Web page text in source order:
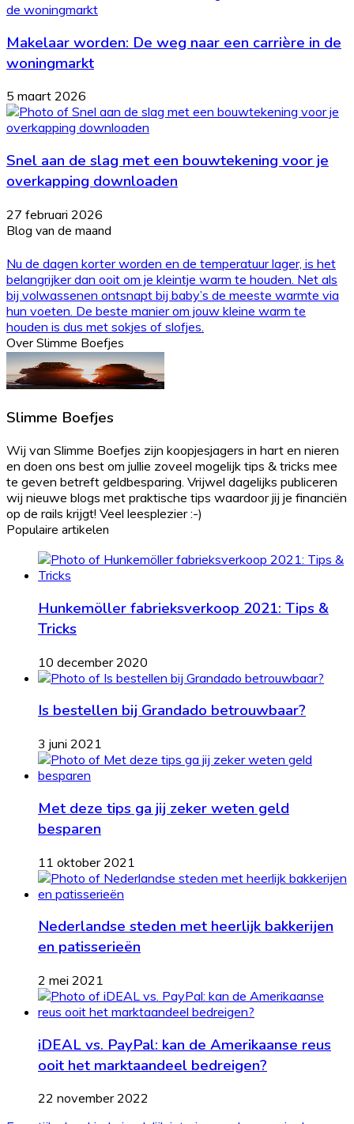
Makelaar worden: De weg naar een carrière in de
woningmarkt
5 maart 2026
Snel aan de slag met een bouwtekening voor je
overkapping downloaden
27 februari 2026
Blog van de maand
Nu de dagen korter worden en de temperatuur lager, is het
belangrijker dan ooit om je kleintje warm te houden. Net als
bij volwassenen ontsnapt bij baby’s de meeste warmte via
hun voeten. De beste manier om jouw kleine warm te
houden is dus met sokjes of slofjes.
Over Slimme Boefjes
Slimme Boefjes
Wij van Slimme Boefjes zijn koopjesjagers in hart en nieren
en doen ons best om jullie zoveel mogelijk tips & tricks mee
te geven betreft geldbesparing. Vrijwel dagelijks publiceren
wij nieuwe blogs met praktische tips waardoor jij je financiën
op de rails krijgt! Veel leesplezier :-)
Populaire artikelen
Hunkemöller fabrieksverkoop 2021: Tips &
Tricks
10 december 2020
Is bestellen bij Grandado betrouwbaar?
3 juni 2021
Met deze tips ga jij zeker weten geld
besparen
11 oktober 2021
Nederlandse steden met heerlijk bakkerijen
en patisserieën
2 mei 2021
iDEAL vs. PayPal: kan de Amerikaanse reus
ooit het marktaandeel bedreigen?
22 november 2022